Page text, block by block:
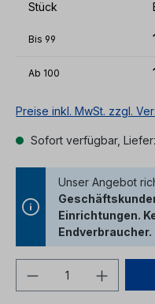
Stück
Bis 99
Ab 100
Preise inkl. MwSt. zzgl.
Sofort verfügbar,
Unser Angebot
Einrichtungen.
Endverbraucher.
Produkt